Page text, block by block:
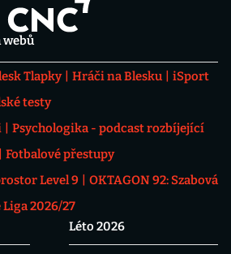
webů
Tlapky Hráči na Blesku
iSport
testy
Psychologika - podcast rozbíjející
Fotbalové přestupy
Level 9
OKTAGON 92: Szabová
Liga 2026/27
Léto 2026